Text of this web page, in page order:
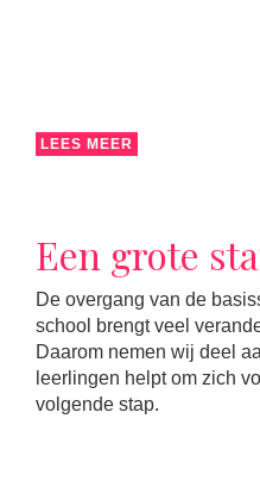
LEES MEER
Een grote
De overgang van de
school brengt veel
Daarom nemen wij deel
leerlingen helpt om zich
volgende stap.